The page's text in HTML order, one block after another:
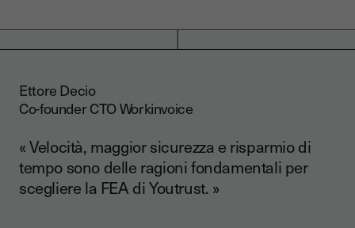
Ettore Decio
Co-founder CTO Workinvoice
« Velocità, maggior sicurezza e risparmio di
tempo sono delle ragioni fondamentali per
scegliere la FEA di Youtrust. »